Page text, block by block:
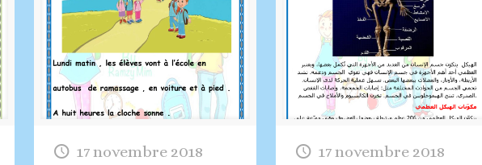
17 novembre 2018
17 novembre 2018